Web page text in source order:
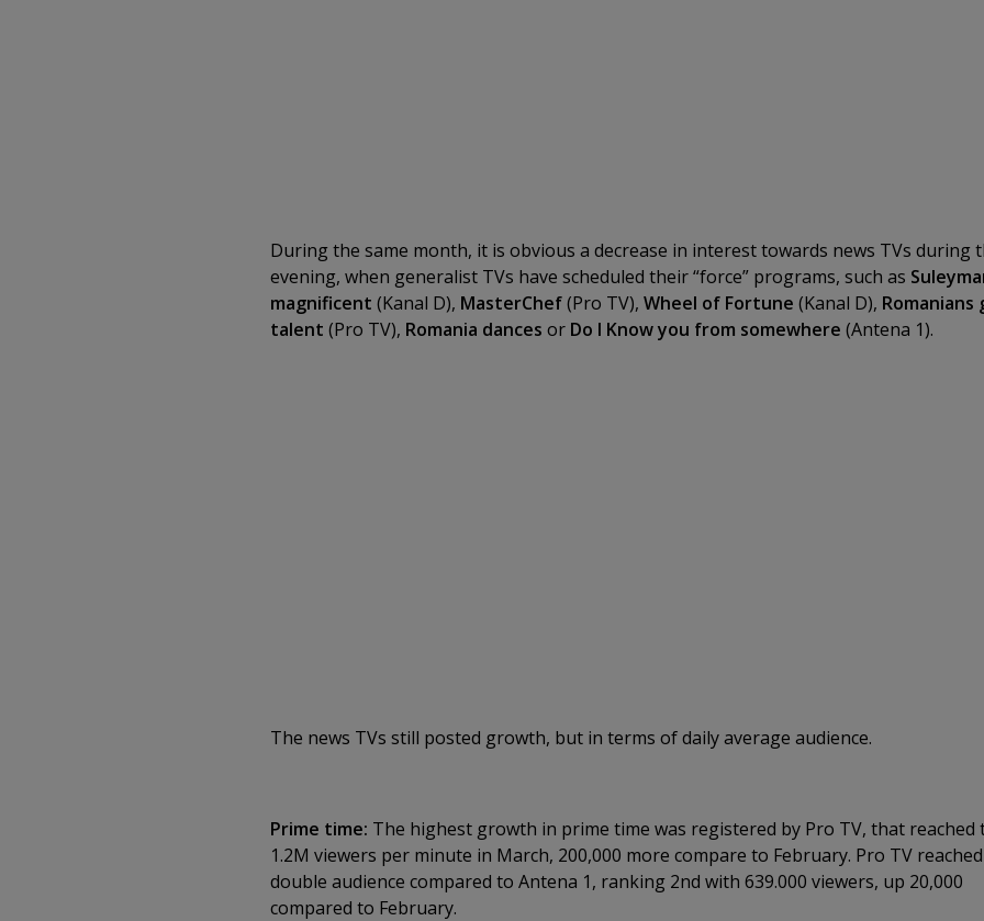
During the same month, it is obvious a decrease in interest towards news TVs during
evening, when generalist TVs have scheduled their “force” programs, such as
magnificent (Kanal D), MasterChef(Pro TV), Wheel of Fortune (Kanal D), Romanians
talent (Pro TV), Romania dances or Do I Know you from somewhere (Antena 1).
The news TVs still posted growth, but in terms of daily average audience.
Prime time: The highest growth in prime time was registered by Pro TV, that reached
1.2M viewers per minute in March, 200,000 more compare to February. Pro TV
double audience compared to Antena 1, ranking 2nd with 639.000 viewers, up 20,000
compared to February.